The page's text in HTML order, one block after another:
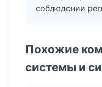
соблюдении
Похожие
системы и